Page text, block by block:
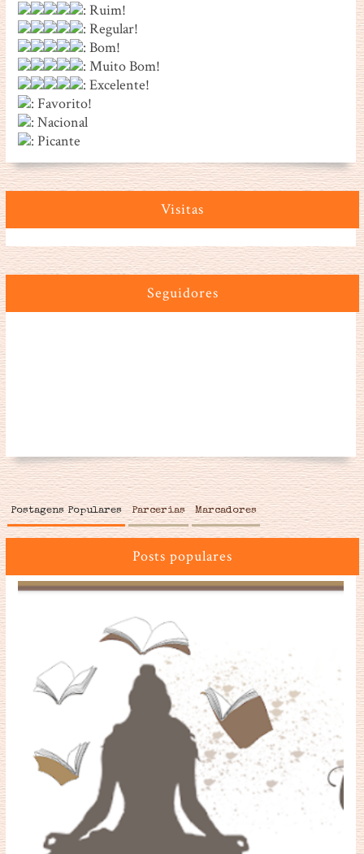
: Ruim!
: Regular!
: Bom!
: Muito Bom!
: Excelente!
: Favorito!
: Nacional
: Picante
Visitas
Seguidores
Postagens Populares Parcerias Marcadores
Posts populares